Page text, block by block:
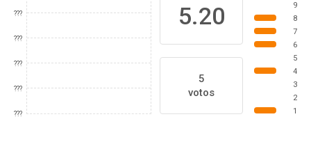
???
???
???
???
???
5.20
5
votos
9
8
7
6
5
4
3
2
1